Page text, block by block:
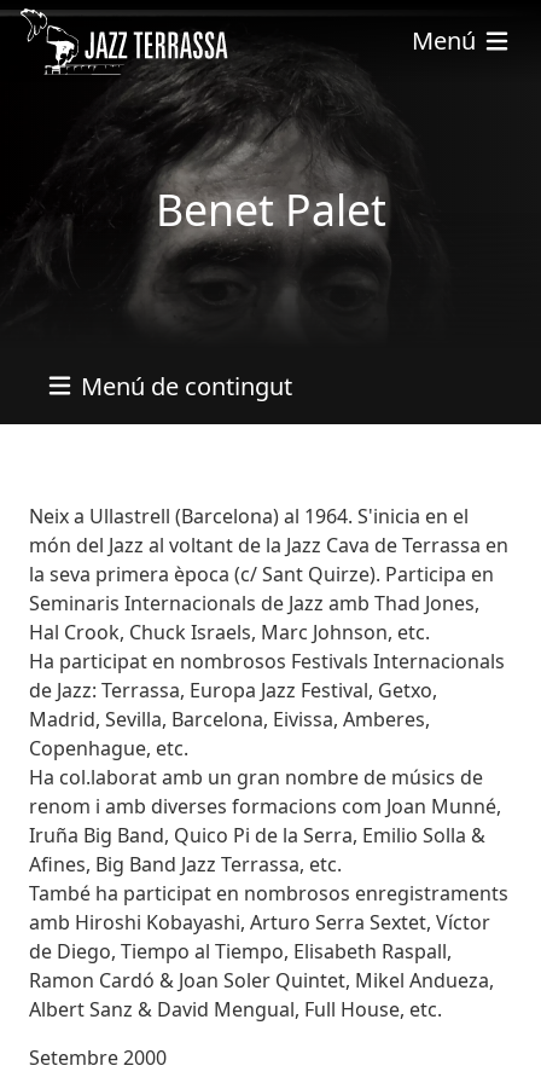
Skip to main content
Menú
Benet Palet
Menú de contingut
Bio
Neix a Ullastrell (Barcelona) al 1964. S'inicia en el
món del Jazz al voltant de la Jazz Cava de Terrassa en
la seva primera època (c/ Sant Quirze). Participa en
Seminaris Internacionals de Jazz amb Thad Jones,
Hal Crook, Chuck Israels, Marc Johnson, etc.
Ha participat en nombrosos Festivals Internacionals
de Jazz: Terrassa, Europa Jazz Festival, Getxo,
Madrid, Sevilla, Barcelona, Eivissa, Amberes,
Copenhague, etc.
Ha col.laborat amb un gran nombre de músics de
renom i amb diverses formacions com Joan Munné,
Iruña Big Band, Quico Pi de la Serra, Emilio Solla &
Afines, Big Band Jazz Terrassa, etc.
També ha participat en nombrosos enregistraments
amb Hiroshi Kobayashi, Arturo Serra Sextet, Víctor
de Diego, Tiempo al Tiempo, Elisabeth Raspall,
Ramon Cardó & Joan Soler Quintet, Mikel Andueza,
Albert Sanz & David Mengual, Full House, etc.
Setembre 2000